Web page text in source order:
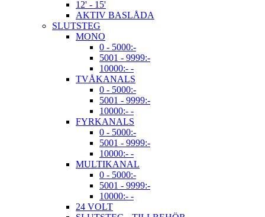
12' - 15'
AKTIV BASLÅDA
SLUTSTEG
MONO
0 - 5000:-
5001 - 9999:-
10000:- -
TVÅKANALS
0 - 5000:-
5001 - 9999:-
10000:- -
FYRKANALS
0 - 5000:-
5001 - 9999:-
10000:- -
MULTIKANAL
0 - 5000:-
5001 - 9999:-
10000:- -
24 VOLT